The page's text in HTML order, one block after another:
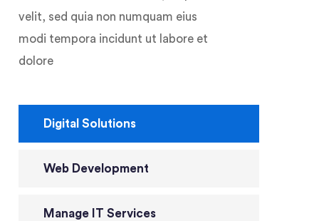
Digital Solutions
Web Development
Manage IT Services
velit, sed quia non numquam eius
modi tempora incidunt ut labore et
dolore